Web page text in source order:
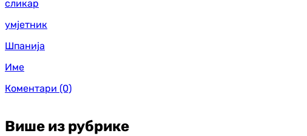
сликар
умјетник
Шпанија
Име
Коментари (0)
Више из рубрике